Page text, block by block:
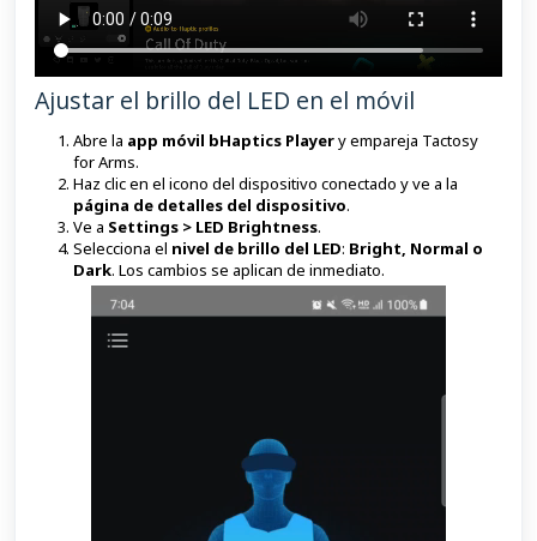
Ajustar el brillo del LED en el móvil
Abre la app móvil bHaptics Playery empareja Tactosy
for Arms.
Haz clic en el icono del dispositivo conectado y ve a la
página de detalles del dispositivo.
Ve a Settings > LED Brightness.
Selecciona el nivel de brillo del LED: Bright, Normal o
Dark. Los cambios se aplican de inmediato.